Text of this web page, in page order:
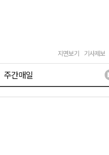
지면보기 기사제보
주간매일